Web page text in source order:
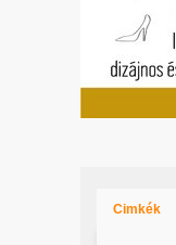
Cimkék